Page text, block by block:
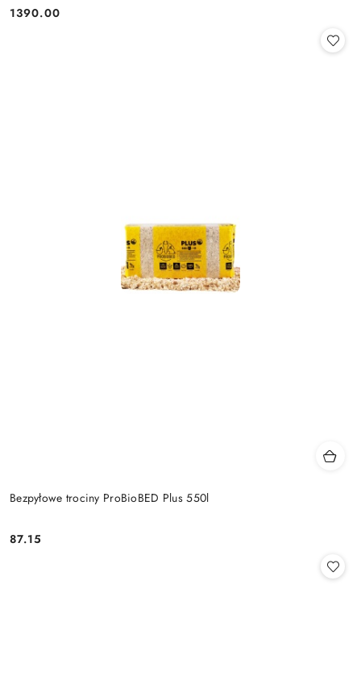
Cena:
1390.00
Bezpyłowe trociny ProBioBED Plus 550l
Cena:
87.15